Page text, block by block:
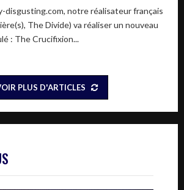
disgusting.com, notre réalisateur français
The Divide) va réaliser un nouveau
: The Crucifixion...
PLUS D'ARTICLES